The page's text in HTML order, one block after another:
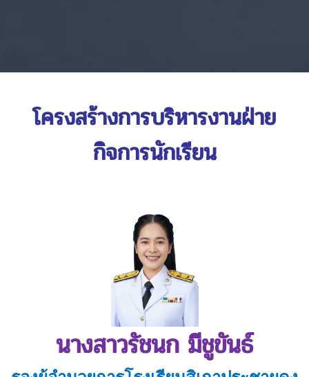
โครงสร้างการบริหารงานฝ่าย
กิจการนักเรียน
นางสาวรัชนก มีชูขันธ์